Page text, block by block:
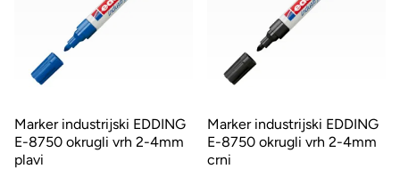
Marker industrijski EDDING
E-8750 okrugli vrh 2-4mm
plavi
Marker industrijski EDDING
E-8750 okrugli vrh 2-4mm
crni